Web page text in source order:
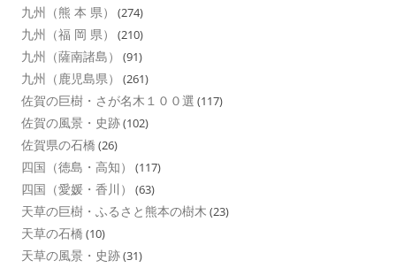
九州（熊 本 県） (274)
九州（福 岡 県） (210)
九州（薩南諸島） (91)
九州（鹿児島県） (261)
佐賀の巨樹・さが名木１００選 (117)
佐賀の風景・史跡(102)
佐賀県の石橋 (26)
四国（徳島・高知） (117)
四国（愛媛・香川） (63)
天草の巨樹・ふるさと熊本の樹木 (23)
天草の石橋 (10)
天草の風景・史跡(31)